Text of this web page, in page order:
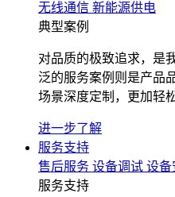
无线通信 新能源供电
典型案例
对品质的极致追求，是
泛的服务案例则是产品
场景深度定制，更加轻
进一步了解
服务支持
售后服务 设备调试 设备
服务支持